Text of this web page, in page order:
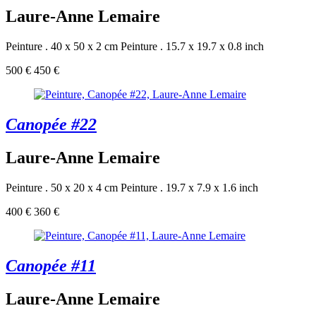
Laure-Anne Lemaire
Peinture . 40 x 50 x 2 cm Peinture . 15.7 x 19.7 x 0.8 inch
500 € 450 €
Canopée #22
Laure-Anne Lemaire
Peinture . 50 x 20 x 4 cm Peinture . 19.7 x 7.9 x 1.6 inch
400 € 360 €
Canopée #11
Laure-Anne Lemaire